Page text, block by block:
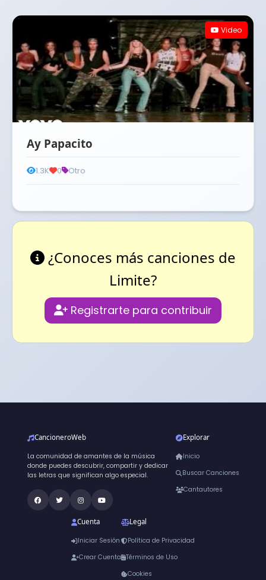
Video
Ay Papacito
1.3K 0 Otro
¿Conoces más canciones de
Limite?
Registrarte para contribuir
CancioneroWeb
La comunidad de amantes de la música
donde puedes descubrir, compartir y dedicar
las letras que significan algo especial.
Explorar
Inicio
Buscar Canciones
Cantautores
Cuenta
Iniciar Sesión
Crear Cuenta
Legal
Política de Privacidad
Términos de Uso
Cookies